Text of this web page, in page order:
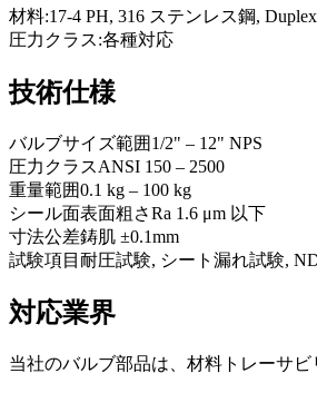
材料:17-4 PH, 316 ステンレス鋼, Duplex
圧力クラス:各種対応
技術仕様
バルブサイズ範囲 1/2" – 12" NPS
圧力クラスANSI 150 – 2500
重量範囲0.1 kg – 100 kg
シール面表面粗さRa 1.6 μm 以下
寸法公差鋳肌 ±0.1mm
試験項目 耐圧試験, シート漏れ試験,
対応業界
当社のバルブ部品は、材料トレーサ